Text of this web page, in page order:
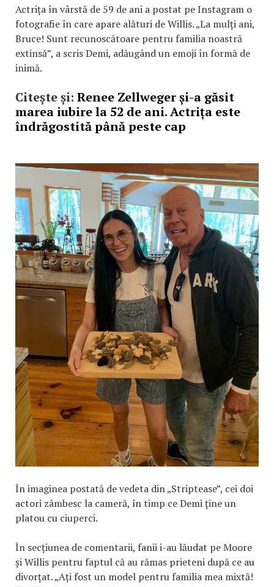
Actrița în vârstă de 59 de ani a postat pe Instagram o
fotografie în care apare alături de Willis. „La mulți ani,
Bruce! Sunt recunoscătoare pentru familia noastră
extinsă”, a scris Demi, adăugând un emoji în formă de
inimă.
Citește și: Renee Zellweger și-a găsit
marea iubire la 52 de ani. Actrița este
îndrăgostită până peste cap
În imaginea postată de vedeta din „Striptease”, cei doi
actori zâmbesc la cameră, în timp ce Demi ține un
platou cu ciuperci.
În secțiunea de comentarii, fanii i-au lăudat pe Moore
și Willis pentru faptul că au rămas prieteni după ce au
divorțat. „Ați fost un model pentru familia mea mixtă!